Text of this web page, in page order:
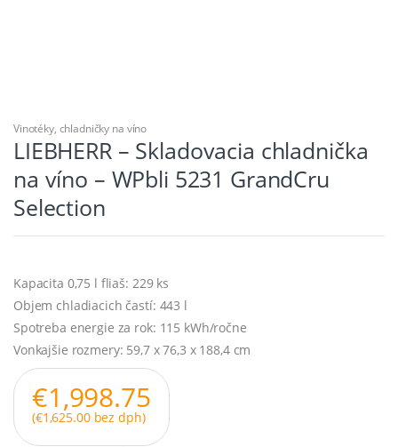
Vinotéky, chladničky na víno
LIEBHERR – Skladovacia chladnička
na víno – WPbli 5231 GrandCru
Selection
Kapacita 0,75 l fliaš: 229 ks
Objem chladiacich častí: 443 l
Spotreba energie za rok: 115 kWh/ročne
Vonkajšie rozmery: 59,7 x 76,3 x 188,4 cm
€1,998.75
(€1,625.00bez dph)